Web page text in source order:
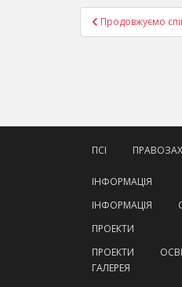
Навігація
записів
Продовжуємо
ПСІ
ІНФОРМАЦІЯ
ІНФОРМАЦІЯ
ПРОЕКТИ
ПРОЕКТИ
ГАЛЕРЕЯ